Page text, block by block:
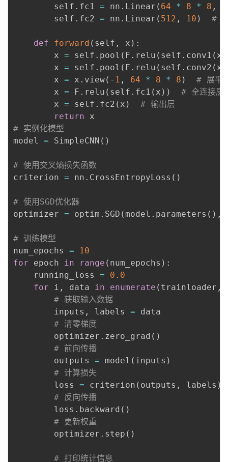
        self
. fc1 = nn . Linear ( 64 * 8 * 8 ,
        self
. fc2 = nn . Linear ( 512 , 10 ) #
def forward ( self , x ) :
        x
= self . pool ( F . relu ( self . conv1 ( x
        x
= self . pool ( F . relu ( self . conv2 ( x
        x
= x . view( - 1 , 64 * 8 * 8 )
# 展平
        x
= F . relu ( self . fc1 ( x ) )
# 全连接层
        x
= self . fc2 ( x )
# 输出层
return
# 实例化模型
model = SimpleCNN ( )
# 使用交叉熵损失函数
criterion = nn . CrossEntropyLoss ( )
# 使用SGD优化器
optimizer = optim . SGD ( model . parameters ( ) ,
# 训练模型
num_epochs =
10
for epoch in range ( num_epochs ) :
    running_loss
=
0.0
for i , data in enumerate ( trainloader ,
# 获取输入数据
        inputs
, labels = data
# 清零梯度
        optimizer
. zero_grad ( )
# 前向传播
        outputs
= model ( inputs )
# 计算损失
        loss
= criterion ( outputs , labels )
# 反向传播
        loss
. backward ( )
# 更新权重
        optimizer
. step ( )
# 打印统计信息